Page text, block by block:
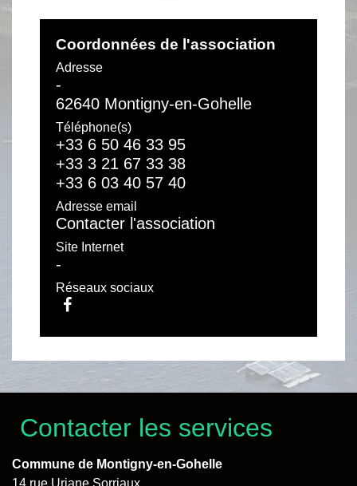
Coordonnées de l'association
Adresse
-
62640 Montigny-en-Gohelle
Téléphone(s)
+33 6 50 46 33 95
+33 3 21 67 33 38
+33 6 03 40 57 40
Adresse email
Contacter l'association
Site Internet
-
Réseaux sociaux
Contacter les services
Commune de Montigny-en-Gohelle
14 rue Uriane Sorriaux